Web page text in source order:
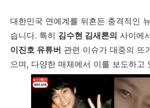
대한민국 연예계를 뒤흔든 충격적인
습니다. 특히 김수현 김새론의 사이에
이진호 유튜버 관련 이슈가 대중의 뜨
으며, 다양한 매체에서 이를 보도하고